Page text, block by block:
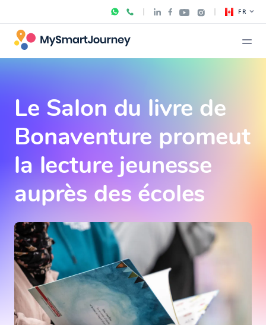
FR
Le Salon du livre de
Bonaventure promeut
la lecture jeunesse
auprès des écoles